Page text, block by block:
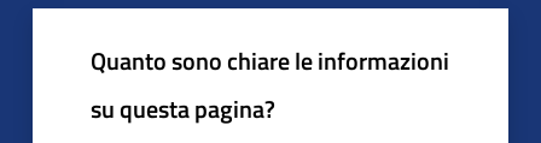
Quanto sono chiare le informazioni
su questa pagina?